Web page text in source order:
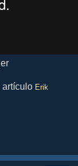
artículo Erik